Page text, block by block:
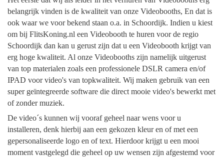
belangrijk vinden is de kwaliteit van onze Videobooths, En dat is
ook waar we voor bekend staan o.a. in Schoordijk. Indien u kiest
om bij FlitsKoning.nl een Videobooth te huren voor de regio
Schoordijk dan kan u gerust zijn dat u een Videobooth krijgt van
erg hoge kwaliteit. Al onze Videobooths zijn namelijk uitgerust
van top materialen zoals een professionele DSLR camera en/of
IPAD voor video's van topkwaliteit. Wij maken gebruik van een
super geïntegreerde software die direct mooie video's bewerkt met
of zonder muziek.
De video´s kunnen wij vooraf geheel naar wens voor u
installeren, denk hierbij aan een gekozen kleur en of met een
gepersonaliseerde logo en of text. Hierdoor krijgt u een mooi
moment vastgelegd die geheel op uw wensen zijn afgestemd voor